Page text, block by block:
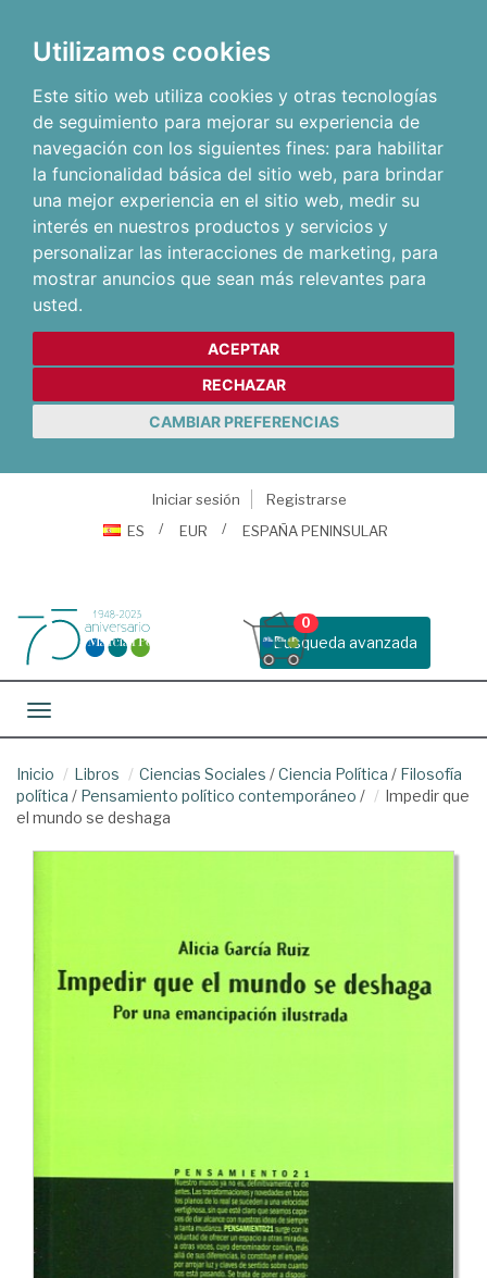
Utilizamos cookies
Este sitio web utiliza cookies y otras tecnologías
de seguimiento para mejorar su experiencia de
navegación con los siguientes fines: para habilitar
la funcionalidad básica del sitio web, para brindar
una mejor experiencia en el sitio web, medir su
interés en nuestros productos y servicios y
personalizar las interacciones de marketing, para
mostrar anuncios que sean más relevantes para
usted.
ACEPTAR
RECHAZAR
CAMBIAR PREFERENCIAS
Iniciar sesión
Registrarse
ES
EUR ESPAÑA PENINSULAR
Busqueda avanzada
0
Toggle navigation
Inicio Libros Ciencias Sociales /Ciencia Política / Filosofía
política / Pensamiento político contemporáneo /
Impedir que
el mundo se deshaga